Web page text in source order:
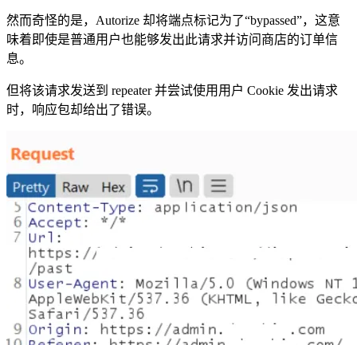
然而奇怪的是，Autorize 却将端点标记为了“bypassed”，这意
味着即使是普通用户也能够发出此请求并访问商店的订单信
息。
但将该请求发送到 repeater 并尝试使用用户 Cookie 发出请求
时，响应包却给出了错误。